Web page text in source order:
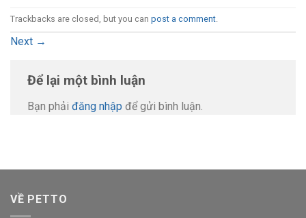
Trackbacks are closed, but you can post a comment.
Next →
Để lại một bình luận
Bạn phải đăng nhập để gửi bình luận.
VỀ PETTO